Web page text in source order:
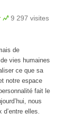
9 297 visites
de
vies humaines
ce que sa
notre espace
fait le
nous
elles.